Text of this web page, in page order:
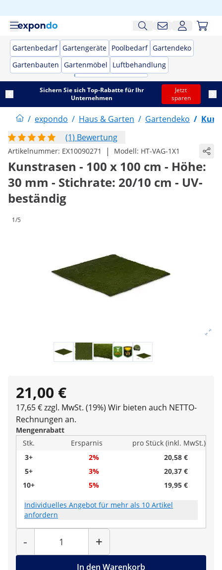
Gartenbedarf Gartengeräte Poolbedarf Gartendeko
Gartenbauten Gartenmöbel Luftbehandlung
Sichern Sie sich Top-Rabatte für Ihr
Unternehmen
Jetzt
sparen
/ expondo / Haus & Garten / Gartendeko /
(1) Bewertung
Artikelnummer: EX10090271 | Modell: HT-VAG-1X1
Kunstrasen - 100 x 100 cm - Höhe:
30 mm - Stichrate: 20/10 cm - UV-
beständig
1/5
21,00 €
17,65 € zzgl. MwSt. (19%) Wir bieten auch NETTO-
Rechnungen an.
Mengenrabatt
Stk.
Ersparnis
pro Stück (inkl. MwSt.)
3+
2%
20,58 €
5+
3%
20,37 €
10+
5% 19,95 €
Individuelles Angebot für mehr als 10 Artikel
anfordern
-
Menge
+
In den Warenkorb